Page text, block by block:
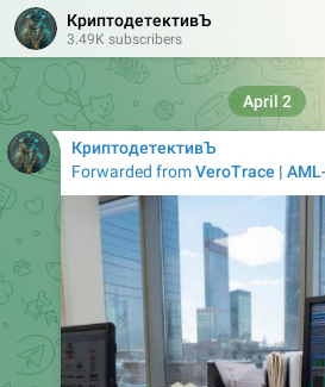
КриптодетективЪ
3.49K subscribers
КриптодетективЪ
Forwarded fromVeroTrace |
April 2